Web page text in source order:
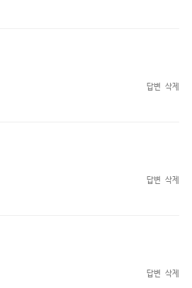
답변 삭제
답변 삭제
답변 삭제